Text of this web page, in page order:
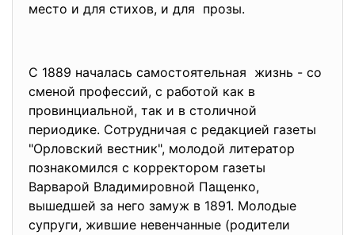
место и для стихов, и для прозы.
С 1889 началась самостоятельная жизнь - со
сменой профессий, с работой как в
провинциальной, так и в столичной
периодике. Сотрудничая с редакцией газеты
"Орловский вестник", молодой литератор
познакомился с корректором газеты
Варварой Владимировной Пащенко,
вышедшей за него замуж в 1891. Молодые
супруги, жившие невенчанные (родители